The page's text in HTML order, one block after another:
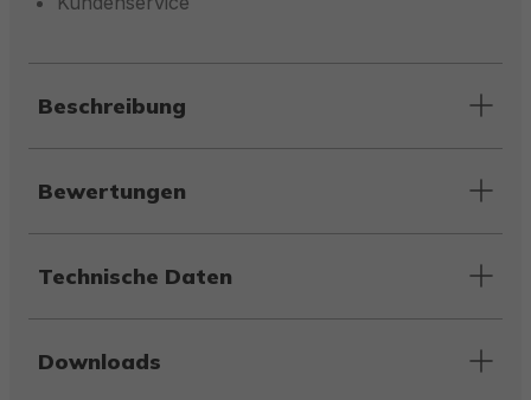
Beschreibung
Bewertungen
Technische Daten
Downloads